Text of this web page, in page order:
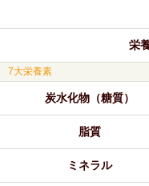
栄
7大栄養素
炭水化物（糖質）
脂質
ミネラル